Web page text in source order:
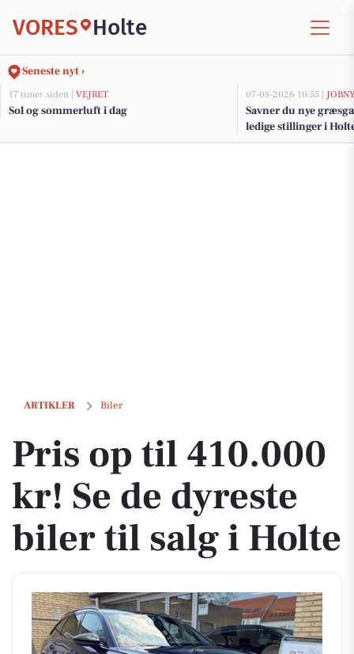
VORES Holte
Seneste nyt ›
17 timer siden | VEJRET
Sol og sommerluft i dag
07-08-2026 10:55 |
Savner du nye
ledige stillinger i
ARTIKLER Biler
Pris op til 410.000 kr! Se de dyreste biler til salg i Holte
Pris op til 410.000
kr! Se de dyreste
biler til salg i Holte